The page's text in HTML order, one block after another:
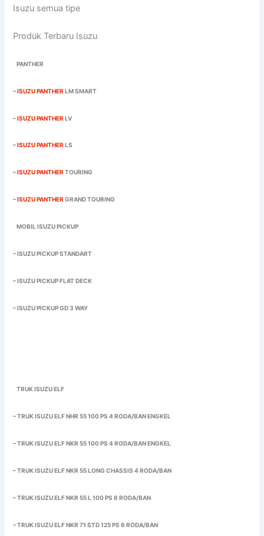
Isuzu semua tipe
Produk Terbaru Isuzu
PANTHER
–ISUZU PANTHER LM SMART
–ISUZU PANTHER LV
–ISUZU PANTHERLS
–ISUZU PANTHER TOURING
–ISUZU PANTHER GRAND TOURING
MOBIL ISUZU PICKUP
– ISUZU PICKUP STANDART
– ISUZU PICKUP FLAT DECK
– ISUZU PICKUP GD 3 WAY
TRUK ISUZU ELF
– TRUK ISUZU ELF NHR 55 100 PS 4 RODA/BAN ENGKEL
– TRUK ISUZU ELF NKR 55 100 PS 4 RODA/BAN ENGKEL
– TRUK ISUZU ELF NKR 55 LONG CHASSIS 4 RODA/BAN
– TRUK ISUZU ELF NKR 55 L 100 PS 6 RODA/BAN
– TRUK ISUZU ELF NKR 71 STD 125 PS 6 RODA/BAN